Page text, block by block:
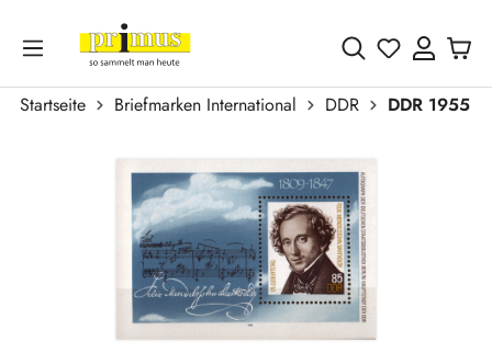
Zum Hauptinhalt springen
Du hast 0
Startseite Briefmarken International DDR
DDR 1955 -